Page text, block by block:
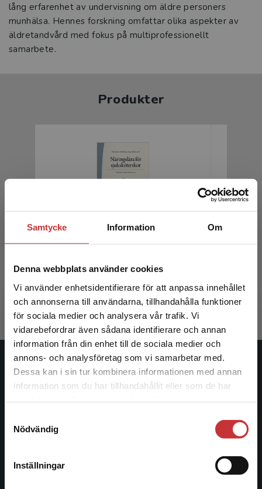
Samtycke Information Om
Denna webbplats använder cookies
Vi använder enhetsidentifierare för att anpassa innehållet
och annonserna till användarna, tillhandahålla funktioner
för sociala medier och analysera vår trafik. Vi
vidarebefordrar även sådana identifierare och annan
information från din enhet till de sociala medier och
annons- och analysföretag som vi samarbetar med.
Dessa kan i sin tur kombinera informationen med annan
information som du har tillhandahållit eller som de har
Nödvändig
Inställningar
Begränsad fraktregion
Det verkar som att du besöker
studentlitteratur.se via en enhet utanför Sverige.
Vi erbjuder inte leveranser utanför Sverige. För
att kunna slutföra ett köp måste
lång erfarenhet av undervisning om äldre personers
munhälsa. Hennes forskning omfattar olika aspekter av
äldretandvård med fokus på multiprofessionellt
samarbete.
Produkter
Näringslära för sjuksköterskor
Holmberg, C - Skolin, I (red.)
374 krinkl. moms
Exkl. moms: 353 kr
231 kr
Exkl.
Studentlitteratur
facklitteratur, utbildningar och digitala
informationstjänster i utbudet, finns Studentlitteratur med